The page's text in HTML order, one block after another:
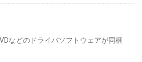
などのドライバソフトウェアが同梱